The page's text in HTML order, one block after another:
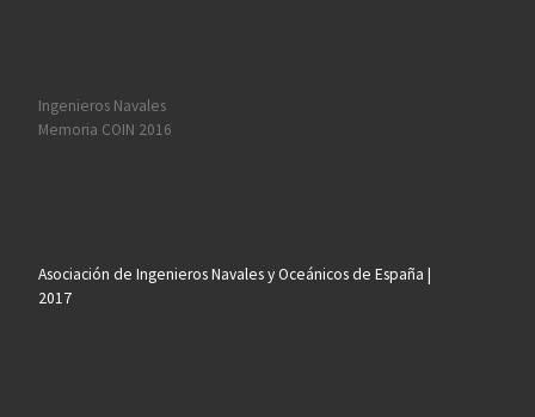
Ingenieros Navales
Memoria COIN 2016
Asociación de Ingenieros Navales y Oceánicos de España |
2017